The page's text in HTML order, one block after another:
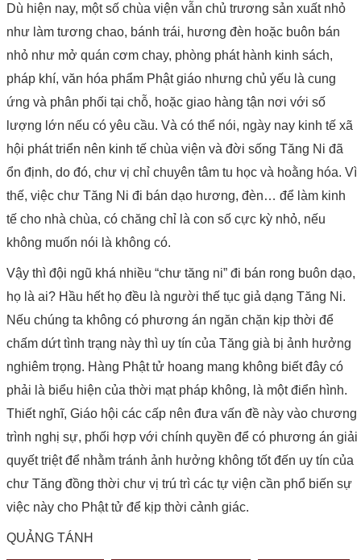
Dù hiện nay, một số chùa viện vẫn chủ trương sản xuất nhỏ
như làm tương chao, bánh trái, hương đèn hoặc buôn bán
nhỏ như mở quán cơm chay, phòng phát hành kinh sách,
pháp khí, văn hóa phẩm Phật giáo nhưng chủ yếu là cung
ứng và phân phối tại chỗ, hoặc giao hàng tận nơi với số
lượng lớn nếu có yêu cầu. Và có thể nói, ngày nay kinh tế xã
hội phát triển nên kinh tế chùa viện và đời sống Tăng Ni đã
ổn định, do đó, chư vị chỉ chuyên tâm tu học và hoằng hóa. Vì
thế, việc chư Tăng Ni đi bán dạo hương, đèn… để làm kinh
tế cho nhà chùa, có chăng chỉ là con số cực kỳ nhỏ, nếu
không muốn nói là không có.
Vậy thì đội ngũ khá nhiều “chư tăng ni” đi bán rong buôn dạo,
họ là ai? Hầu hết họ đều là người thế tục giả dạng Tăng Ni.
Nếu chúng ta không có phương án ngăn chặn kịp thời để
chấm dứt tình trạng này thì uy tín của Tăng già bị ảnh hưởng
nghiêm trọng. Hàng Phật tử hoang mang không biết đây có
phải là biểu hiện của thời mạt pháp không, là một điển hình.
Thiết nghĩ, Giáo hội các cấp nên đưa vấn đề này vào chương
trình nghị sự, phối hợp với chính quyền để có phương án giải
quyết triệt để nhằm tránh ảnh hưởng không tốt đến uy tín của
chư Tăng đồng thời chư vị trú trì các tự viện cần phổ biến sự
việc này cho Phật tử để kịp thời cảnh giác.
QUẢNG TÁNH